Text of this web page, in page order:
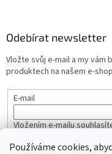
Používáme cookies,
Odebírat newsletter
Vložte svůj e-mail a my vám
produktech na našem e-
E-mail
Vložením e-mailu